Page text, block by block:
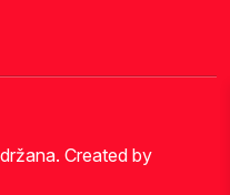
Created by